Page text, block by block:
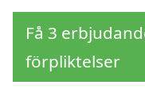
Få 3
förpliktelser